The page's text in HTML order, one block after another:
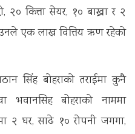
२० कित्ता सेयर, १० बाख्रा र २
एक लाख वित्तिय ऋण रहेको
सिंह बोहराको तराईमा कुनै
बोहराको नाममा
२ घर, साढे १० रोपनी जगगा,